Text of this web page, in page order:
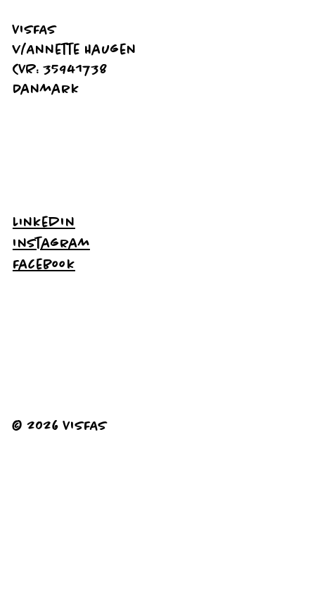
VISFAS
v/Annette Haugen
CVR: 35941738
Danmark
Facebook
Instagram
LinkedIn
© 2026 VISFAS